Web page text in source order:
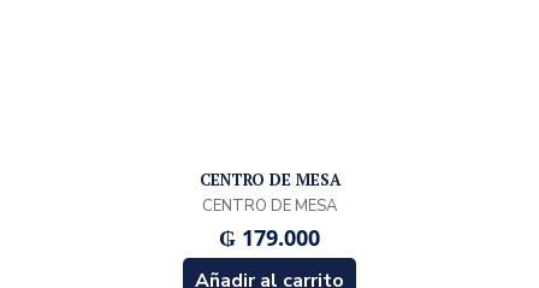
CENTRO DE MESA
CENTRO DE MESA
₲ 179.000
Añadir al carrito